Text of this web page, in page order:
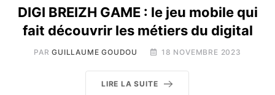
DIGI BREIZH GAME : le jeu mobile qui
fait découvrir les métiers du digital
PARGUILLAUME GOUDOU 18 NOVEMBRE 2023
LIRE LA SUITE